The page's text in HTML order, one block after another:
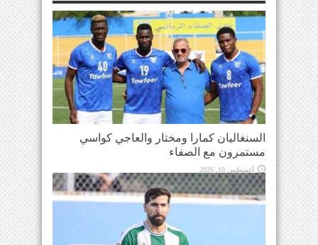
السنغاليان كمارا ومختار والعاجي كواسي
مستمرون مع الصفاء
أغسطس 10, 2026